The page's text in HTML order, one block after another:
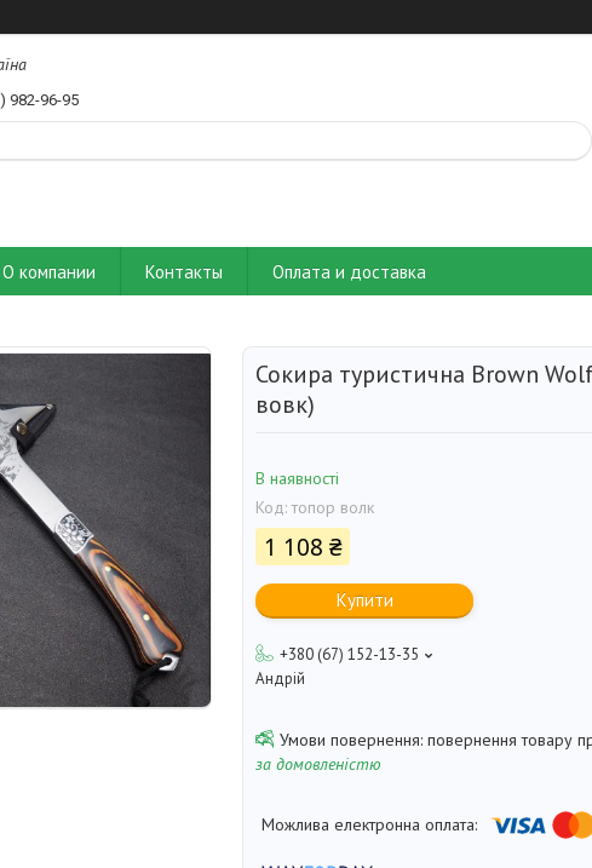
982-96-95
О компании Контакты Оплата и доставка
Сокира туристична Brown
вовк)
В наявності
Код:топор волк
1 108 ₴
Купити
+380 (67) 152-13-35
Андрій
повернення товару
за домовленістю